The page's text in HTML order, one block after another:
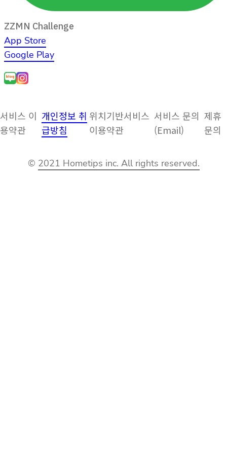
ZZMN Challenge
App Store
Google Play
서비스 이
용약관
개인정보 취
급방침
위치기반서비스
이용약관
서비스 문의
(Email)
제휴
문의
© 2021 Hometips inc. All rights reserved.